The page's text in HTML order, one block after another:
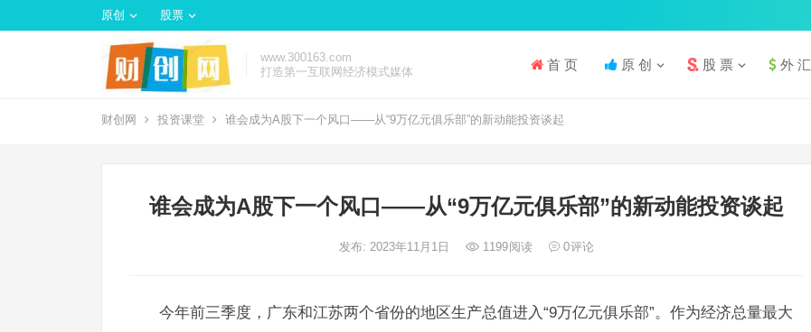
原创 股票
www.300163.com
打造第一互联网经济模式媒体
首 页 原 创 股 票 外 汇
财创网 投资课堂 谁会成为A股下一个风口——从“9万亿元俱乐部”的新动能投资谈起
谁会成为A股下一个风口——从“9万亿元俱乐部”的新动能投资谈起
发布: 2023年11月1日 1199阅读 0评论
今年前三季度，广东和江苏两个省份的地区生产总值进入“9万亿元俱乐部”。作为经济总量最大